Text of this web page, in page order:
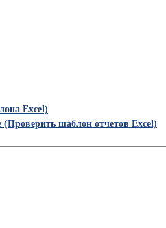
Excel)
(Проверить шаблон отчетов Excel)